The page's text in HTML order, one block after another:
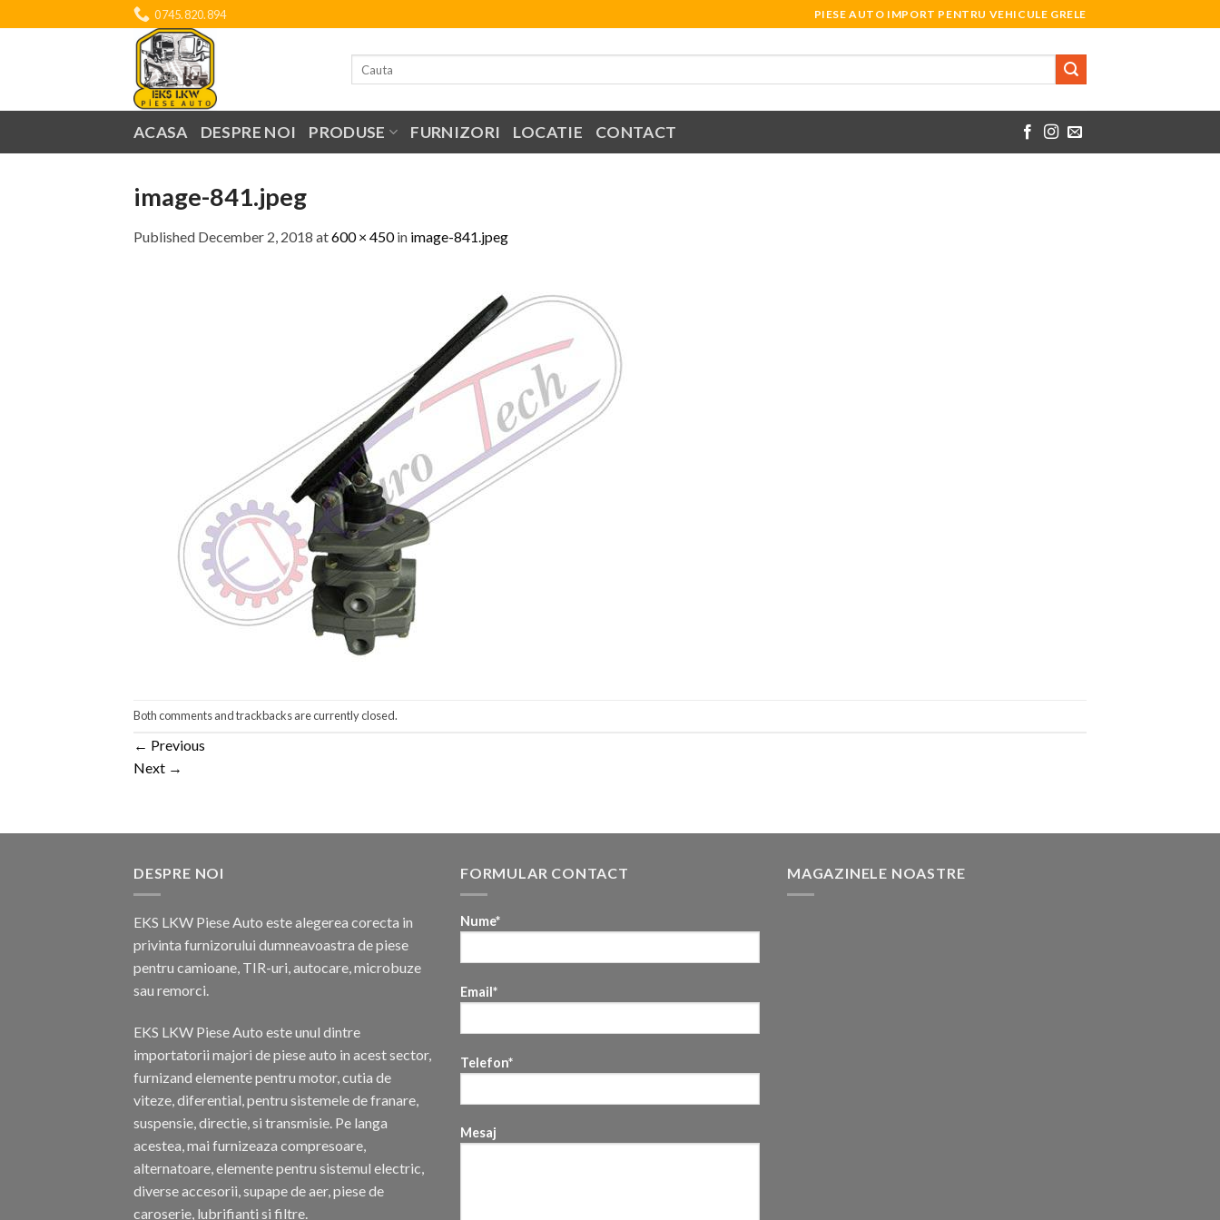
to
0745.820.894 PIESE AUTO IMPORT PENTRU VEHICULE GRELE
ACASA DESPRE NOI PRODUSE FURNIZORI LOCATIE CONTACT
image-841.jpeg
Published December 2, 2018 at600 × 450in image-841.jpeg
Both comments and trackbacks are currently closed.
← Previous
Next →
DESPRE NOI
EKS LKW Piese Auto este alegerea corecta in
privinta furnizorului dumneavoastra de piese
pentru camioane, TIR-uri, autocare, microbuze
sau remorci.
EKS LKW Piese Auto este unul dintre
importatorii majori de piese auto in acest sector,
furnizand elemente pentru motor, cutia de
viteze, diferential, pentru sistemele de franare,
suspensie, directie, si transmisie. Pe langa
acestea, mai furnizeaza compresoare,
alternatoare, elemente pentru sistemul electric,
diverse accesorii, supape de aer, piese de
caroserie, lubrifianti si filtre.
FORMULAR CONTACT
Nume*
Email*
Telefon*
Mesaj
MAGAZINELE NOASTRE